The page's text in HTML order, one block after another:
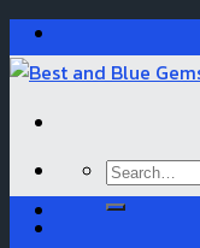
Skip
to
content
Search
for: